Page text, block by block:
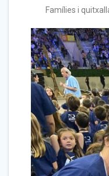
Famílies i